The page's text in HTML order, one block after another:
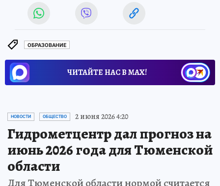
ОБРАЗОВАНИЕ
ЧИТАЙТЕ НАС В МАХ!
НОВОСТИ ОБЩЕСТВО 2 июня 2026 4:20
Гидрометцентр дал прогноз на
июнь 2026 года для Тюменской
области